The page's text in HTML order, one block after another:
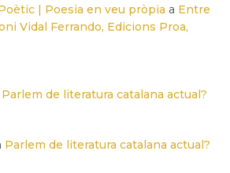
| Poesia en veu pròpia a Entre
Vidal Ferrando, Edicions Proa,
Parlem de literatura catalana actual?
Parlem de literatura catalana actual?